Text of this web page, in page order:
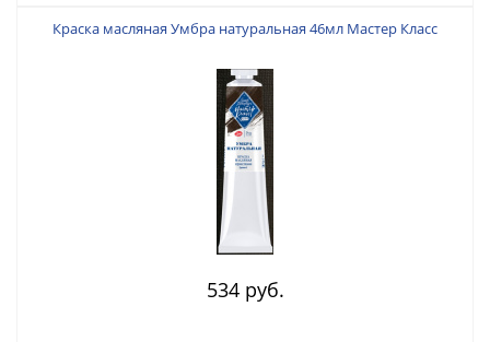
Краска масляная Умбра натуральная 46мл Мастер Класс
534 руб.